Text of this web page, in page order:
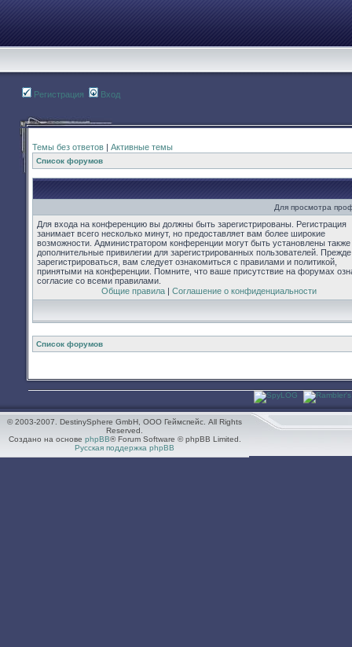
Регистрация Вход
Темы без ответов | Активные темы
Список форумов
Для просмотра
Для входа на конференцию вы должны быть зарегистрированы. Регистрация
занимает всего несколько минут, но предоставляет вам более широкие
возможности. Администратором конференции могут быть установлены также
дополнительные привилегии для зарегистрированных пользователей.
зарегистрироваться, вам следует ознакомиться с правилами и политикой,
принятыми на конференции. Помните, что ваше присутствие на форумах
согласие со всеми правилами.
Общие правила| Соглашение о конфиденциальности
Список форумов
© 2003-2007. DestinySphere GmbH, ООО Геймспейс. All Rights
Reserved.
Создано на основе phpBB® Forum Software © phpBB Limited.
Русская поддержка phpBB